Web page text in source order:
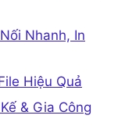
Nhanh, In
Hiệu Quả
& Gia Công